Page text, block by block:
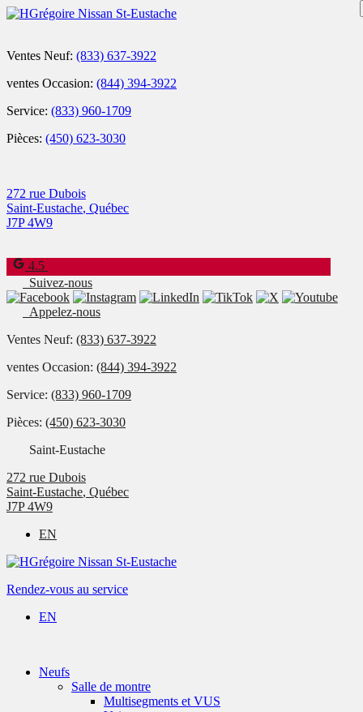
Ventes Neuf: (833) 637-3922
ventes Occasion: (844) 394-3922
Service: (833) 960-1709
Pièces: (450) 623-3030
272 rue Dubois
Saint-Eustache, Québec
J7P 4W9
4.5
Suivez-nous
Appelez-nous
Ventes Neuf: (833) 637-3922
ventes Occasion: (844) 394-3922
Service: (833) 960-1709
Pièces: (450) 623-3030
Saint-Eustache
272 rue Dubois
Saint-Eustache, Québec
J7P 4W9
EN
Rendez-vous au service
EN
Neufs
Salle de montre
Multisegments et VUS